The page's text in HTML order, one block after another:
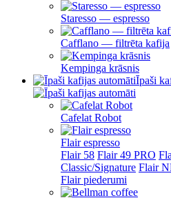
Staresso — espresso
Cafflano — filtrēta kafija
Kempinga krāsnis
Īpaši
Cafelat Robot
Flair espresso
Flair 58 Flair 49 PRO
Classic/Signature Flair
Flair piederumi